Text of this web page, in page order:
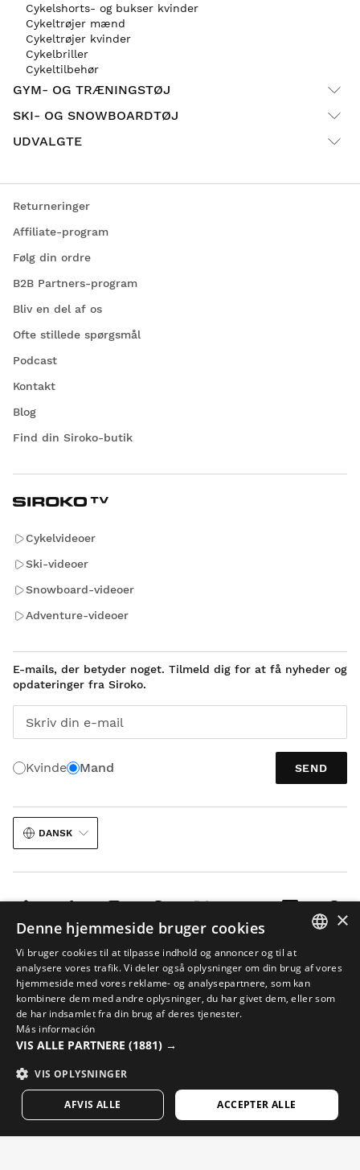
Cykelshorts- og bukser kvinder
Cykeltrøjer mænd
Cykeltrøjer kvinder
Cykelbriller
Cykeltilbehør
GYM- OG TRÆNINGSTØJ
SKI- OG SNOWBOARDTØJ
UDVALGTE
Returneringer
Affiliate-program
Følg din ordre
B2B Partners-program
Bliv en del af os
Ofte stillede spørgsmål
Podcast
Kontakt
Blog
Find din Siroko-butik
Cykelvideoer
Ski-videoer
Snowboard-videoer
Adventure-videoer
E-mails, der betyder noget. Tilmeld dig for at få nyheder og
opdateringer fra Siroko.
Skriv din e-mail
Kvinde Mand SEND
DANSK
Sitemap
© 2026 Siroko
SPANISH
ENGLISH
FINNISH
×
Denne hjemmeside bruger cookies
Vi bruger cookies til at tilpasse indhold og annoncer og til at
analysere vores trafik. Vi deler også oplysninger om din brug af vores
hjemmeside med vores reklame- og analysepartnere, som kan
kombinere dem med andre oplysninger, du har givet dem, eller som
de har indsamlet fra din brug af deres tjenester.
Más información
VIS ALLE PARTNERE (1881) →
VIS OPLYSNINGER
ACCEPTER ALLE
AFVIS ALLE